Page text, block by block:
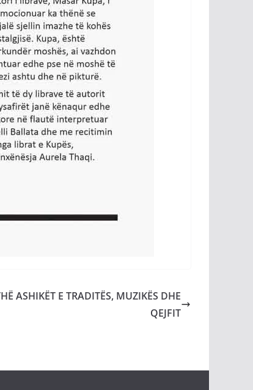
ASHIKËT E TRADITËS, MUZIKËS DHE
QEJFIT